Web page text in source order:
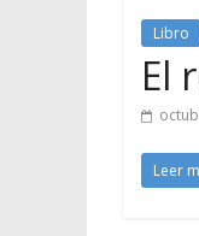
Libro
El
Leer